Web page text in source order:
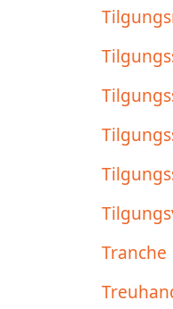
Tranche